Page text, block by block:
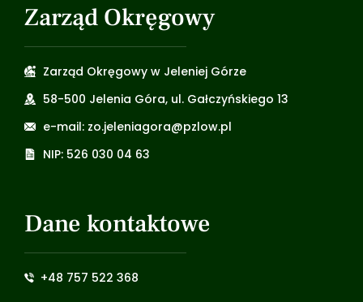
Zarząd Okręgowy
Zarząd Okręgowy w Jeleniej Górze
58-500 Jelenia Góra, ul. Gałczyńskiego 13
e-mail: zo.jeleniagora@pzlow.pl
NIP: 526 030 04 63
Dane kontaktowe
+48 757 522 368